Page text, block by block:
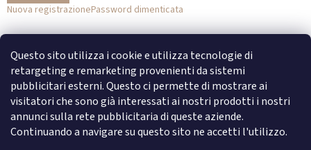
Questo sito utilizza i cookie e utilizza tecnologie di
retargeting e remarketing provenienti da sistemi
pubblicitari esterni. Questo ci permette di mostrare ai
visitatori che sono già interessati ai nostri prodotti i nostri
annunci sulla rete pubblicitaria di queste aziende.
Continuando a navigare su questo sito ne accetti l'utilizzo.
Nuova registrazionePassword dimenticata
o
Accesso con Facebook
Accesso con Google